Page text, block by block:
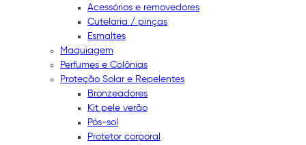
Acessórios e removedores
Cutelaria / pinças
Esmaltes
Maquiagem
Perfumes e Colônias
Proteção Solar e Repelentes
Bronzeadores
Kit pele verão
Pós-sol
Protetor corporal